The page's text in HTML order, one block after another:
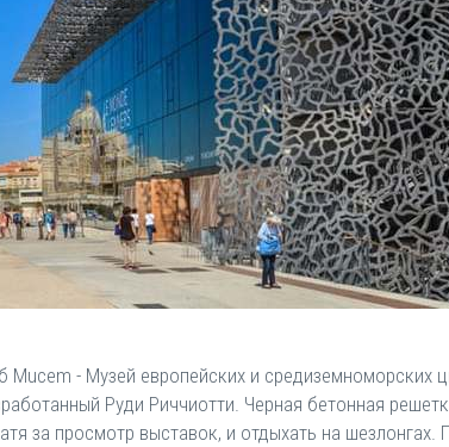
Mucem - Музей европейских и средиземноморских
Руди Риччиотти. Черная бетонная
за просмотр выставок, и отдыхать на